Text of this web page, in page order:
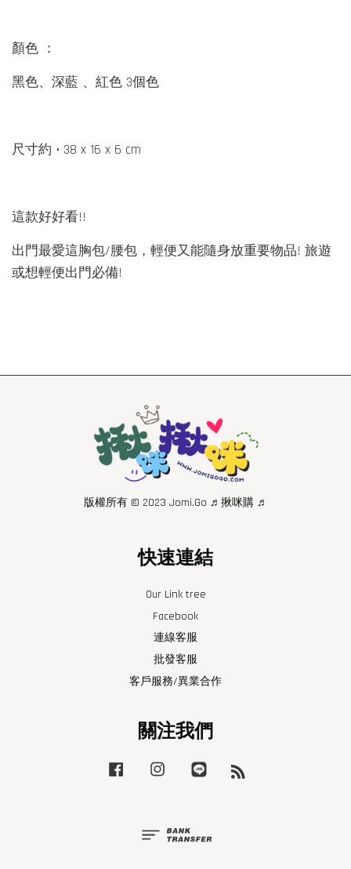
顏色 ：
黑色、深藍 、紅色 3個色
尺寸約 • 38 x 16 x 6 cm
這款好好看!!
出門最愛這胸包/腰包，輕便又能隨身放重要物品! 旅遊
或想輕便出門必備!
版權所有 © 2023 Jomi.Go ♬揪咪購 ♬
快速連結
Our Link tree
Facebook
連線客服
批發客服
客戶服務/異業合作
關注我們
Facebook Instagram